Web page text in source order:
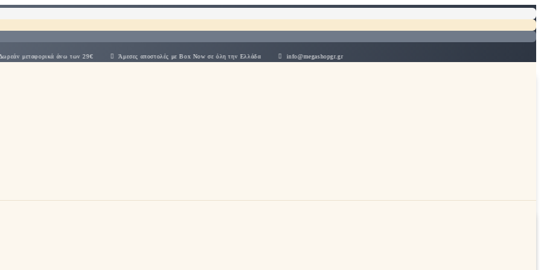
άνω των 29€ Άμεσες αποστολές με Box Now σε όλη την Ελλάδα info@megashopgr.gr